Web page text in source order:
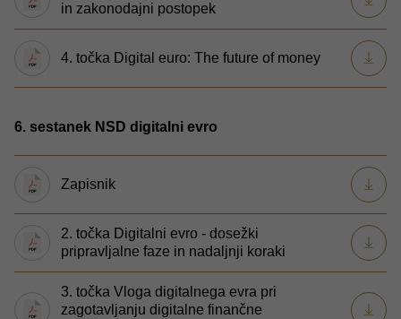
in zakonodajni postopek
4. točka Digital euro: The future of money
6. sestanek NSD digitalni evro
Zapisnik
2. točka Digitalni evro - dosežki
pripravljalne faze in nadaljnji koraki
3. točka Vloga digitalnega evra pri
zagotavljanju digitalne finančne